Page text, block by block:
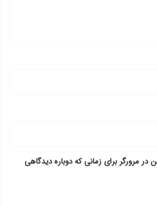
مرورگر برای زمانی که دوباره دیدگاهی